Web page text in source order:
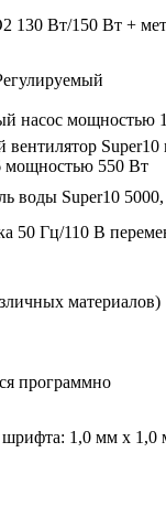
130 Вт/150 Вт +
насос мощностью
мощностью 550 Вт
воды Super10
50 Гц/110 В
материалов)
программно
1,0 мм x 1,0